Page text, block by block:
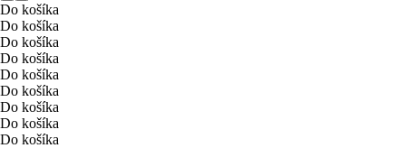
Do košíka
Do košíka
Do košíka
Do košíka
Do košíka
Do košíka
Do košíka
Do košíka
Do košíka